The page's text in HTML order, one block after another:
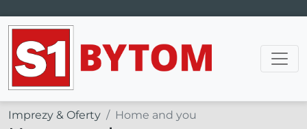
Main Navigation
Imprezy & Oferty Home and you